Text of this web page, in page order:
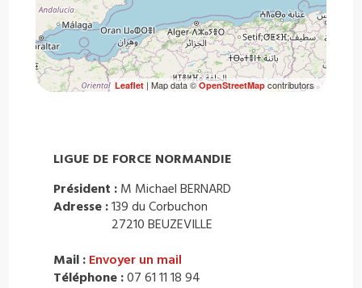
Leaflet| Map data ©OpenStreetMapcontributors
LIGUE DE FORCE NORMANDIE
Président : M Michael BERNARD
Adresse :139 du Corbuchon
27210 BEUZEVILLE
Mail : Envoyer un mail
Téléphone :07 61 11 18 94